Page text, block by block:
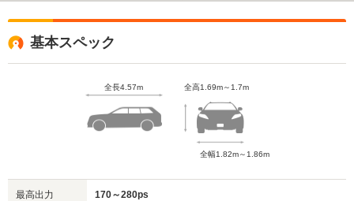
基本スペック
全長4.57m 全高1.69m～1.7m
全幅1.82m～1.86m
最高出力 170～280ps